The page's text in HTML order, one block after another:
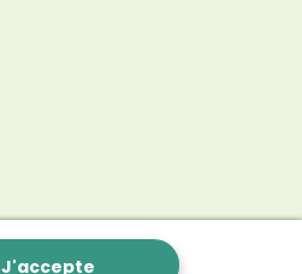
J'accepte